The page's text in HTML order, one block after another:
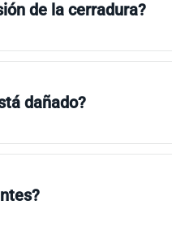
de la cerradura?
dañado?